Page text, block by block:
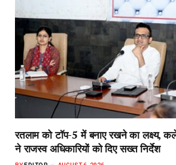
रतलाम को टॉप-5 में बनाए रखने का लक्ष्य,
ने राजस्व अधिकारियों को दिए सख्त निर्देश